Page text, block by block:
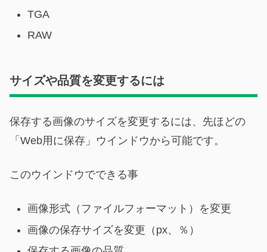
TGA
RAW
サイズや品質を変更するには
保存する画像のサイズを変更するには、先ほどの
「Web用に保存」ウインドウから可能です。
このウインドウでできる事
画像形式（ファイルフォーマット）を変更
画像の保存サイズを変更（px、％）